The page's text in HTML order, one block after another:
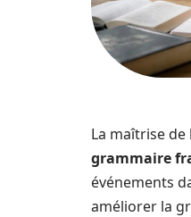
La maîtrise de
grammaire
événements
améliorer la